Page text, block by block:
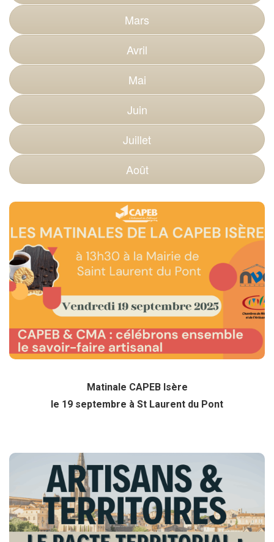
Mars
Avril
Mai
Juin
Juillet
Août
Matinale CAPEB
le 19 septembre
Cliquez ici pour plus d’info
Matinale CAPEB Isère
le 19 septembre à St Laurent du Pont
Rencontres Territoriales
le 2 octobre